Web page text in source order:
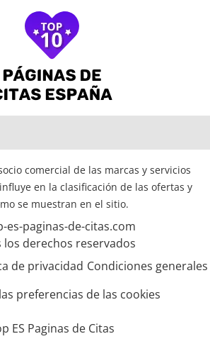
comercial de las marcas y servicios
en la clasificación de las ofertas y
se muestran en el sitio.
es-paginas-de-citas.com
los derechos reservados
de privacidad Condiciones generales
preferencias de las cookies
ES Paginas de Citas